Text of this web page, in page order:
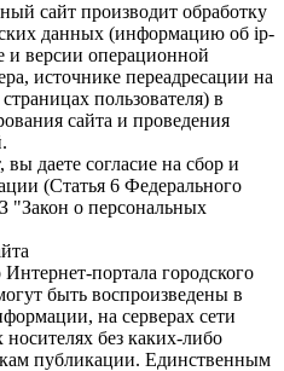
сайт производит обработку
данных (информацию об ip-
и версии операционной
источнике переадресации на
пользователя) в
сайта и проведения
даете согласие на сбор и
(Статья 6 Федерального
"Закон о персональных
портала городского
быть воспроизведены в
на серверах сети
без каких-либо
публикации. Единственным